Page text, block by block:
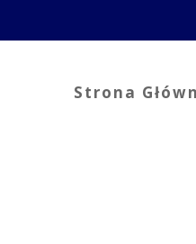
Strona